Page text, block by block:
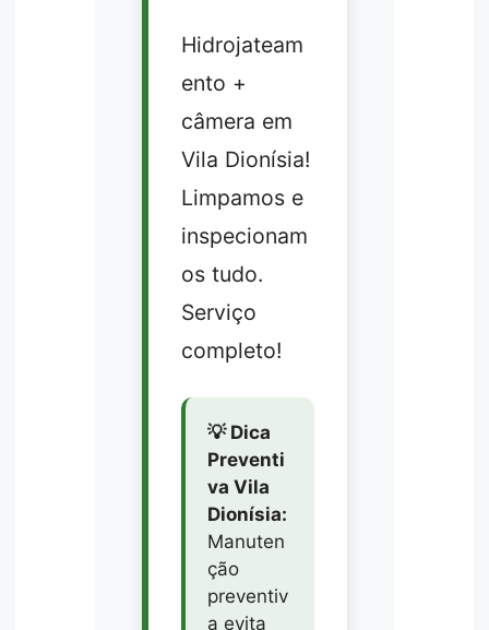
Hidrojateam
ento +
câmera em
Vila Dionísia!
Limpamos e
inspecionam
os tudo.
Serviço
completo!
💡 Dica
Preventi
va Vila
Dionísia:
Manuten
ção
preventiv
a evita